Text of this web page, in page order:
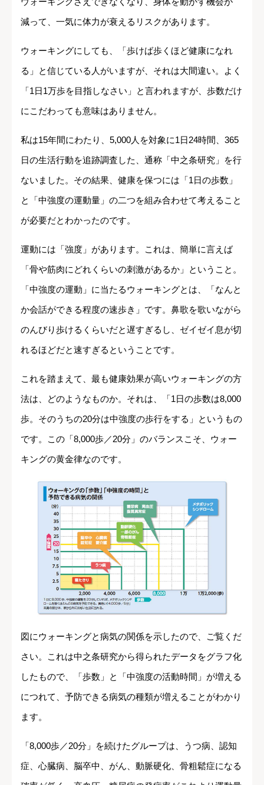
減って、一気に体力が衰えるリスクがあります。
ウォーキングにしても、「歩けば歩くほど健康になれ
る」と信じている人がいますが、それは大間違い。よく
「1日1万歩を目指しなさい」と言われますが、歩数だけ
にこだわっても意味はありません。
私は15年間にわたり、5,000人を対象に1日24時間、365
日の生活行動を追跡調査した、通称「中之条研究」を行
ないました。その結果、健康を保つには「1日の歩数」
と「中強度の運動量」の二つを組み合わせて考えること
が必要だとわかったのです。
運動には「強度」があります。これは、簡単に言えば
「骨や筋肉にどれくらいの刺激があるか」ということ。
「中強度の運動」に当たるウォーキングとは、「なんと
か会話ができる程度の速歩き」です。鼻歌を歌いながら
のんびり歩けるくらいだと遅すぎるし、ゼイゼイ息が切
れるほどだと速すぎるということです。
これを踏まえて、最も健康効果が高いウォーキングの方
法は、どのようなものか。それは、「1日の歩数は8,000
歩。そのうちの20分は中強度の歩行をする」というもの
です。この「8,000歩／20分」のバランスこそ、ウォー
キングの黄金律なのです。
図にウォーキングと病気の関係を示したので、ご覧くだ
さい。これは中之条研究から得られたデータをグラフ化
したもので、「歩数」と「中強度の活動時間」が増える
につれて、予防できる病気の種類が増えることがわかり
ます。
「8,000歩／20分」を続けたグループは、うつ病、認知
症、心臓病、脳卒中、がん、動脈硬化、骨粗鬆症になる